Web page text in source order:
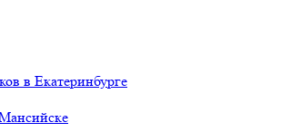
в Екатеринбурге